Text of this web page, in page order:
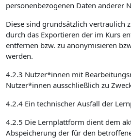
personenbezogenen Daten anderer
Diese sind grundsätzlich vertraulich
durch das Exportieren der im Kurs
entfernen bzw. zu anonymisieren
werden.
4.2.3 Nutzer*innen mit
Nutzer*innen ausschließlich zu
4.2.4 Ein technischer Ausfall der
4.2.5 Die Lernplattform dient dem
Abspeicherung der für den